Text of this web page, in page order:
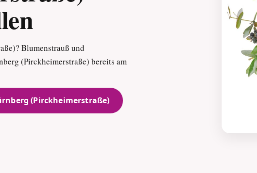
Blumenstrauß und
(Pirckheimerstraße) bereits am
(Pirckheimerstraße)